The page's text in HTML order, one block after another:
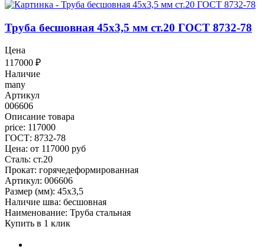
Труба бесшовная 45x3,5 мм ст.20 ГОСТ 8732-78
Цена
117000 ₽
Наличие
many
Артикул
006606
Описание товара
price: 117000
ГОСТ: 8732-78
Цена: от 117000 руб
Сталь: ст.20
Прокат: горячедеформированная
Артикул: 006606
Размер (мм): 45x3,5
Наличие шва: бесшовная
Наименование: Труба стальная
Купить в 1 клик